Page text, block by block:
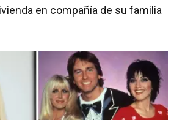
en compañía de su familia